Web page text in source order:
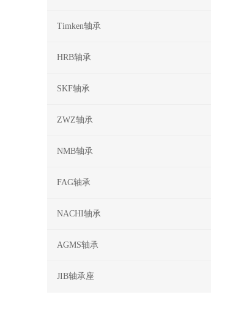
Timken轴承
HRB轴承
SKF轴承
ZWZ轴承
NMB轴承
FAG轴承
NACHI轴承
AGMS轴承
JIB轴承座